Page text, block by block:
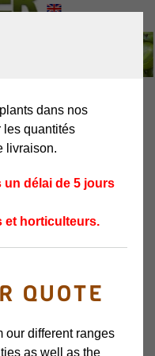
À
DISPONIBLE
À
de jeunes
dans nos
les quantités
livraison.
délai de 5 jours
et horticulteurs.
QUOTE
our different ranges
as well as the